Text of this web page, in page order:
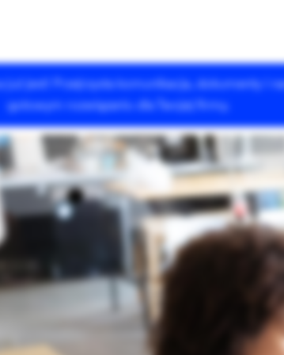
już jest! Przejrzysta komunikacja, dokumenty i
gotowym rozwiązaniu dla Twojej firmy.
Usługi Drupala Rozwiązania Drupala